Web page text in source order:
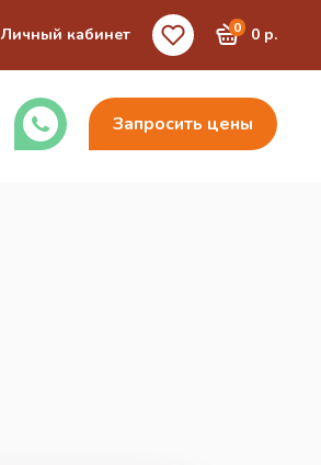
Личный кабинет 0 0 р.
Запросить цены